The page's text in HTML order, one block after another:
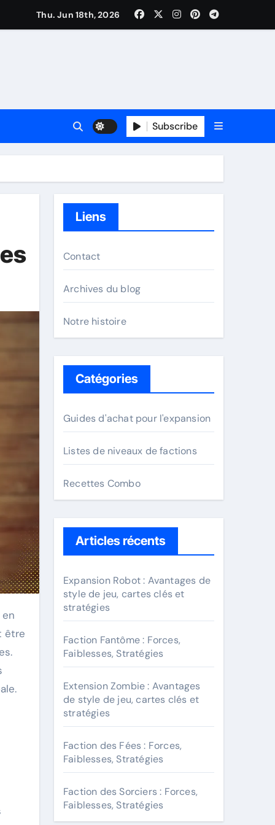
Thu. Jun 18th, 2026
Subscribe
être
Liens
Contact
Archives du blog
Notre histoire
Catégories
Guides d'achat pour l'expansion
Listes de niveaux de factions
Recettes Combo
Articles récents
Expansion Robot : Avantages de
style de jeu, cartes clés et
stratégies
Faction Fantôme : Forces,
Faiblesses, Stratégies
Extension Zombie : Avantages
de style de jeu, cartes clés et
stratégies
Faction des Fées : Forces,
Faiblesses, Stratégies
Faction des Sorciers : Forces,
Faiblesses, Stratégies